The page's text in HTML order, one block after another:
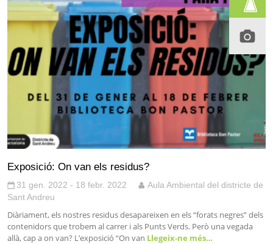
Exposició: On van els residus?
31 gen. 2022 - 18 febr. 2022
Aula Ambiental del districte de
Sant Andreu
Diàriament, els nostres residus desapareixen en els “forats negres” dels
contenidors que trobem al carrer i als Punts Verds. Però una vegada
allà, cap a on van? L’exposició “On van Llegeix-ne més…